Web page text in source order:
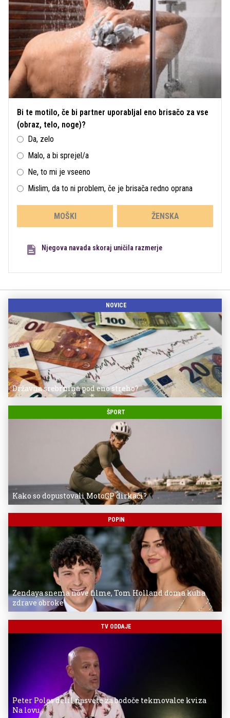
Bi te motilo, če bi partner uporabljal eno brisačo za vse
(obraz, telo, noge)?
Da, zelo
Malo, a bi sprejel/a
Ne, to mi je vseeno
Mislim, da to ni problem, če je brisača redno oprana
MOŠKI ŽENSKA
Njegova navada skoraj uničila razmerje
NOVICE
Državna srebrnina pod eno streho?
ŠPORT
Kako so dopustovali MotoGP dirkači?
POPIN
Zendaya snema nove filme, Tom Holland doma kuha
zdrave obroke
TV ODDAJE
Peter Poles delil nasvete za bodoče tekmovalce kviza
Na lovu